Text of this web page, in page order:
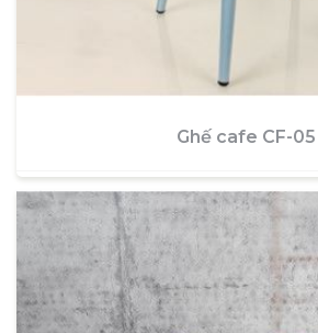
Ghế cafe CF-05